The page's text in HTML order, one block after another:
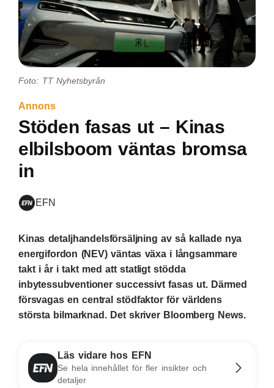
Foto: TT Nyhetsbyrån
Annons
Stöden fasas ut – Kinas
elbilsboom väntas bromsa
in
EFN
Kinas detaljhandelsförsäljning av så kallade nya
energifordon (NEV) väntas växa i långsammare
takt i år i takt med att statligt stödda
inbytessubventioner successivt fasas ut. Därmed
försvagas en central stödfaktor för världens
största bilmarknad. Det skriver Bloomberg News.
Läs vidare hos EFN
Se hela innehållet för fler insikter och
detaljer